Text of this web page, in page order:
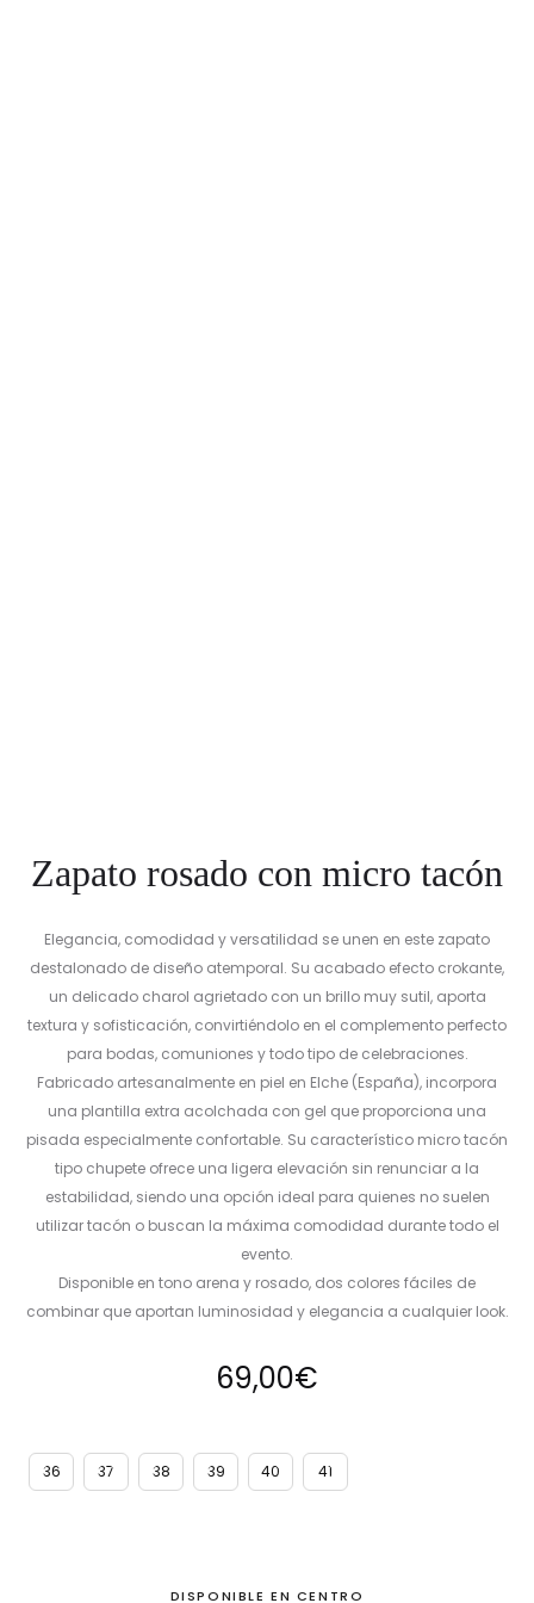
Zapato rosado con micro tacón
Elegancia, comodidad y versatilidad se unen en este zapato
destalonado de diseño atemporal. Su acabado efecto crokante,
un delicado charol agrietado con un brillo muy sutil, aporta
textura y sofisticación, convirtiéndolo en el complemento perfecto
para bodas, comuniones y todo tipo de celebraciones.
Fabricado artesanalmente en piel en Elche (España), incorpora
una plantilla extra acolchada con gel que proporciona una
pisada especialmente confortable. Su característico micro tacón
tipo chupete ofrece una ligera elevación sin renunciar a la
estabilidad, siendo una opción ideal para quienes no suelen
utilizar tacón o buscan la máxima comodidad durante todo el
evento.
Disponible en tono arena y rosado, dos colores fáciles de
combinar que aportan luminosidad y elegancia a cualquier look.
69,00€
36 37 38 39 40 41
DISPONIBLE EN CENTRO